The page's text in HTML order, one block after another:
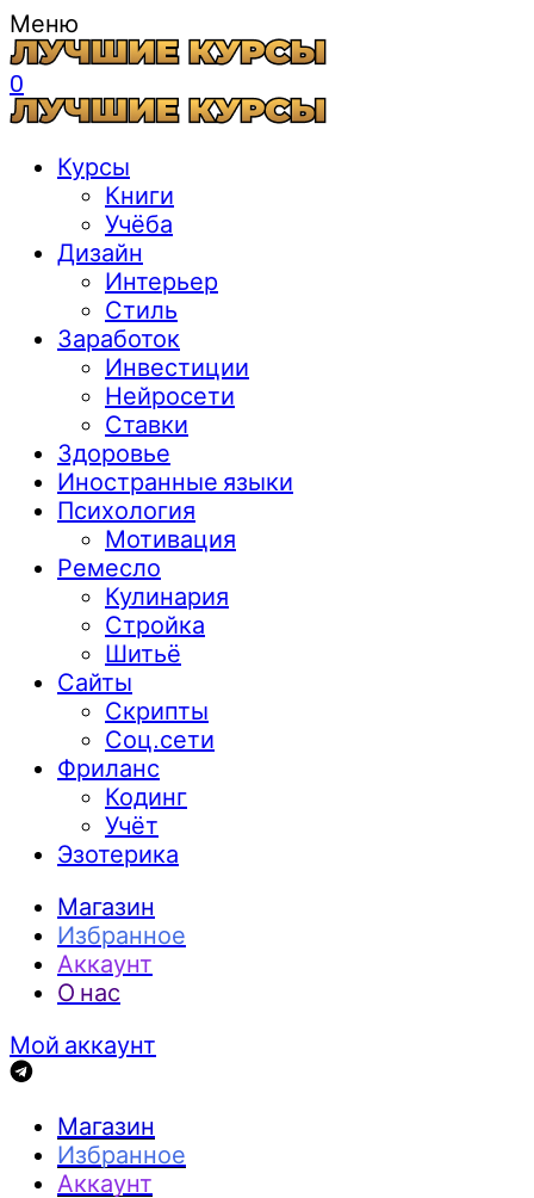
Меню
0
Курсы
Книги
Учёба
Дизайн
Интерьер
Стиль
Заработок
Инвестиции
Нейросети
Ставки
Здоровье
Иностранные языки
Психология
Мотивация
Ремесло
Кулинария
Стройка
Шитьё
Сайты
Скрипты
Соц.сети
Фриланс
Кодинг
Учёт
Эзотерика
Магазин
Избранное
Аккаунт
О нас
Мой аккаунт
Магазин
Избранное
Аккаунт